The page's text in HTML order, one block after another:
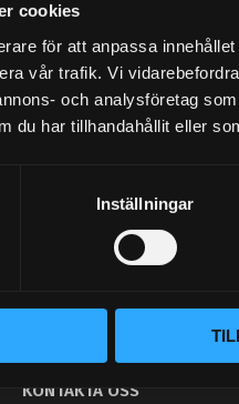
cookies
för att anpassa
vår trafik. Vi
och analysföretag
du har tillhandahållit eller
Inställningar
Dina personuppgifter
KUNSKAPSCENTER
KONTAKTA OSS